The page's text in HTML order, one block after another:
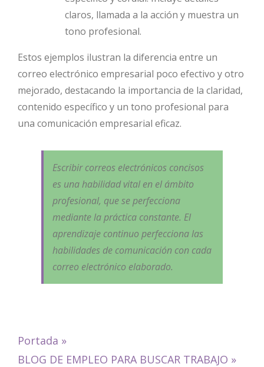
claros, llamada a la acción y muestra un
tono profesional.
Estos ejemplos ilustran la diferencia entre un
correo electrónico empresarial poco efectivo y otro
mejorado, destacando la importancia de la claridad,
contenido específico y un tono profesional para
una comunicación empresarial eficaz.
Escribir correos electrónicos concisos
es una habilidad vital en el ámbito
profesional, que se perfecciona
mediante la práctica constante. El
aprendizaje continuo perfecciona las
habilidades de comunicación con cada
correo electrónico elaborado.
Portada »
BLOG DE EMPLEO PARA BUSCAR TRABAJO »